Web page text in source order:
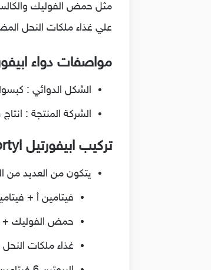
مثل حمض الفوليك
علي غذاء ملكات النحل
مواصفات دواء
الشكل الدوائي : كبسولات 10
الشركة المنتجة :
تركيب ابيفورتيل Apifortyl
يتكون من العديد من
فيتامين أ + فيتامين ب1 + فيتامين ب12 + فيتامين
حمض الفوليك +
غذاء ملكات